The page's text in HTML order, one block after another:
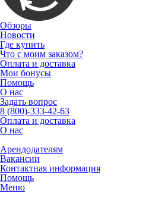
Обзоры
Новости
Где купить
Что с моим заказом?
Оплата и доставка
Мои бонусы
Помощь
О нас
Задать вопрос
8 (800)-333-42-63
Оплата и доставка
О нас
Арендодателям
Вакансии
Контактная информация
Помощь
Меню